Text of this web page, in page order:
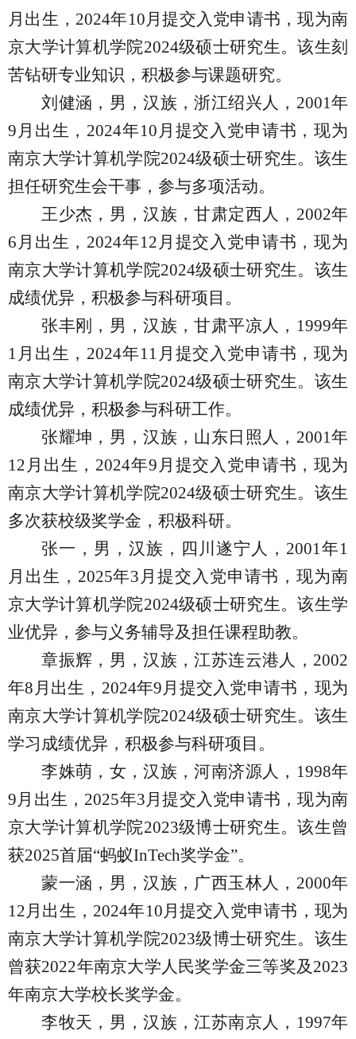
月出生， 2024年10 月提交入党申请书，现为南
京大学计算机学院2024级硕士研究生。该生刻
苦钻研专业知识，积极参与课题研究。
刘健涵，男，汉族，浙江绍兴人， 2001年
9 月出生， 2024年10 月提交入党申请书，现为
南京大学计算机学院2024级硕士研究生。该生
担任研究生会干事，参与多项活动。
王少杰，男，汉族，甘肃定西人， 2002年
6 月出生， 2024年12 月提交入党申请书，现为
南京大学计算机学院2024级硕士研究生。该生
成绩优异，积极参与科研项目。
张丰刚，男，汉族，甘肃平凉人， 1999年
1 月出生， 2024年11 月提交入党申请书，现为
南京大学计算机学院2024级硕士研究生。该生
成绩优异，积极参与科研工作。
张耀坤，男，汉族，山东日照人， 2001年
12 月出生， 2024年9 月提交入党申请书，现为
南京大学计算机学院2024级硕士研究生。该生
多次获校级奖学金，积极科研。
张一，男，汉族，四川遂宁人， 2001 年1
月出生， 2025年3 月提交入党申请书，现为南
京大学计算机学院2024级硕士研究生。该生学
业优异，参与义务辅导及担任课程助教。
章振辉，男，汉族，江苏连云港人， 2002
年8 月出生， 2024年9 月提交入党申请书，现为
南京大学计算机学院2024级硕士研究生。该生
学习成绩优异，积极参与科研项目。
李姝萌，女，汉族，河南济源人， 1998年
9 月出生， 2025年3 月提交入党申请书，现为南
京大学计算机学院2023级博士研究生。该生曾
获2025首届“蚂蚁InTech奖学金”。
蒙一涵，男，汉族，广西玉林人， 2000年
12 月出生， 2024年10 月提交入党申请书，现为
南京大学计算机学院2023级博士研究生。该生
曾获2022年南京大学人民奖学金三等奖及 2023
年南京大学校长奖学金。
李牧天，男，汉族，江苏南京人， 1997年